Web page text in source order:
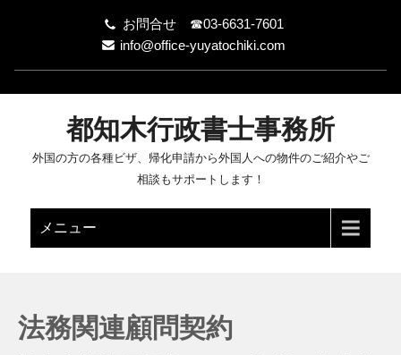
お問合せ ☎03-6631-7601
info@office-yuyatochiki.com
都知木行政書士事務所
外国の方の各種ビザ、帰化申請から外国人への物件のご紹介やご
相談もサポートします！
メニュー
法務関連顧問契約